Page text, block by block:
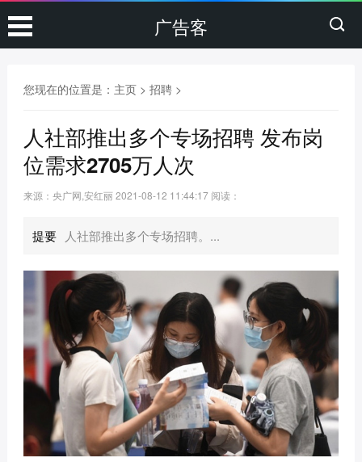
广告客
您现在的位置是： 主页> 招聘>
人社部推出多个专场招聘 发布岗
位需求2705万人次
来源：央广网,安红丽2021-08-12 11:44:17 阅读：
提要 人社部推出多个专场招聘。...